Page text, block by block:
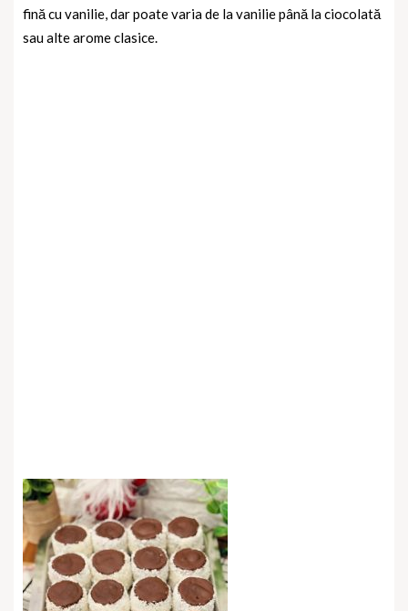
fină cu vanilie, dar poate varia de la vanilie până la ciocolată
sau alte arome clasice.